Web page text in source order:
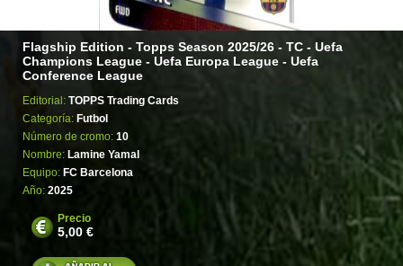
Flagship Edition - Topps Season 2025/26 - TC - Uefa
Champions League - Uefa Europa League - Uefa
Conference League
Editorial: TOPPS Trading Cards
Categoría: Futbol
Número de cromo: 10
Nombre: Lamine Yamal
Equipo: FC Barcelona
Año: 2025
Precio
5,00 €